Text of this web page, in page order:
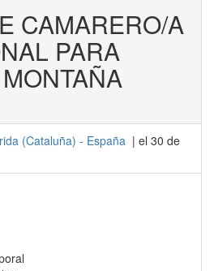
CAMARERO/A
PARA
(Cataluña) - España | el 30 de